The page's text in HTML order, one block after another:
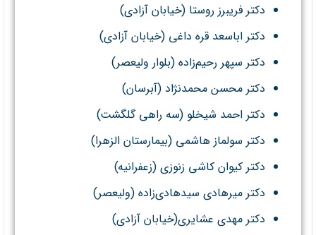
دکتر فریبرز روستا (خیابان آزادی)
دکتر اباسعد قره داغی (خیابان آزادی)
دکتر سپهر رحیم‌زاده (بلوار ولیعصر)
دکتر محسن محمدنژاد (آبرسان)
دکتر احمد شیخلو (سه راهی گلگشت)
دکتر سولماز هاشمی (بیمارستان الزهرا)
دکتر کیوان کاشی زنوزی (زعفرانیه)
دکتر میرهادی سیدهادی‌زاده (ولیعصر)
دکتر مهدی عشایری(خیابان آزادی)